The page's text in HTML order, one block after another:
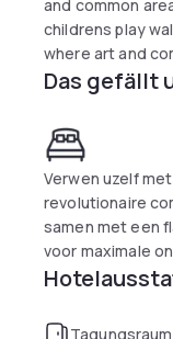
and common
childrens play
where art and
Das gefällt
Verwen uzelf
revolutionaire
samen met een
voor maximale
Tagungsraum